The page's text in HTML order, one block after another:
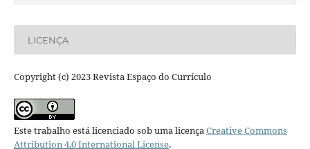
LICENÇA
Copyright (c) 2023 Revista Espaço do Currículo
Este trabalho está licenciado sob uma licençaCreative Commons
Attribution 4.0 International License.